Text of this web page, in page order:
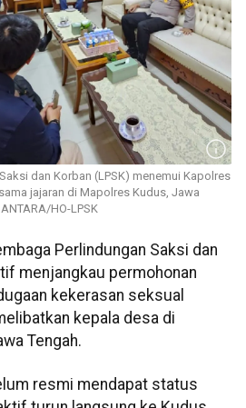
dan Korban (LPSK) menemui Kapolres
jajaran di Mapolres Kudus, Jawa
HO-LPSK
Perlindungan Saksi dan
menjangkau permohonan
kekerasan seksual
kepala desa di
Tengah.
resmi mendapat status